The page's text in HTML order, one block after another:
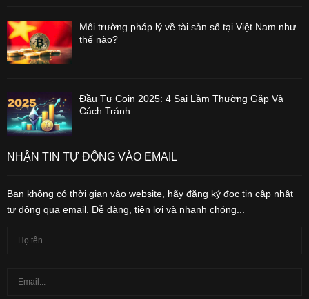
Môi trường pháp lý về tài sản số tại Việt Nam như
thế nào?
Đầu Tư Coin 2025: 4 Sai Lầm Thường Gặp Và
Cách Tránh
NHẬN TIN TỰ ĐỘNG VÀO EMAIL
Bạn không có thời gian vào website, hãy đăng ký đọc tin cập nhật
tự động qua email. Dễ dàng, tiện lợi và nhanh chóng...